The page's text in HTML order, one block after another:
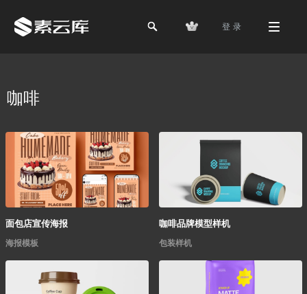
登 录
咖啡
面包店宣传海报
海报模板
咖啡品牌模型样机
包装样机